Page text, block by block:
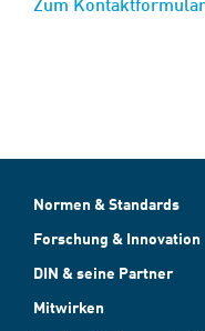
Normen & Standards
Forschung & Innovation
DIN & seine Partner
Mitwirken